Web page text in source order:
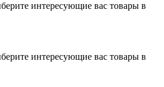
интересующие вас товары в
интересующие вас товары в